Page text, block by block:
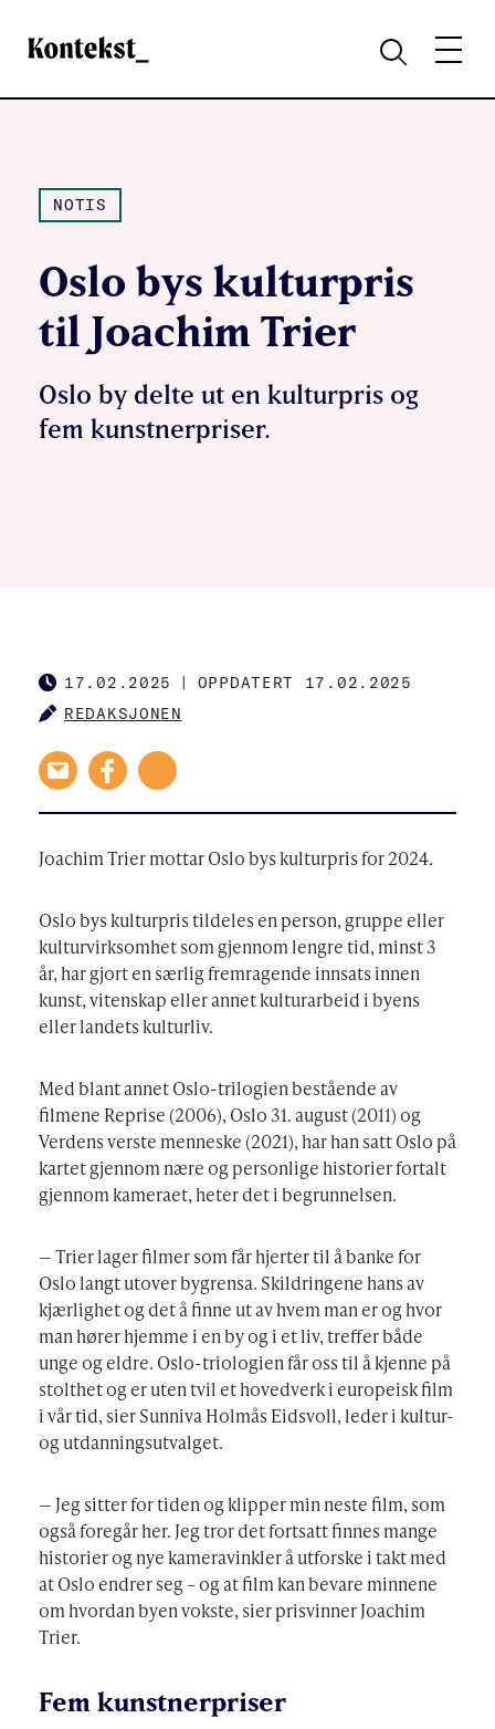
Kontekst
SØKMENY
NOTIS
Oslo bys kulturpris
til Joachim Trier
Oslo by delte ut en kulturpris og
fem kunstnerpriser.
PUBLISHED
17.02.2025 OPPDATERT 17.02.2025
AUTHOR
REDAKSJONEN
Joachim Trier mottar Oslo bys kulturpris for 2024.
Oslo bys kulturpris tildeles en person, gruppe eller
kulturvirksomhet som gjennom lengre tid, minst 3
år, har gjort en særlig fremragende innsats innen
kunst, vitenskap eller annet kulturarbeid i byens
eller landets kulturliv.
Med blant annet Oslo-trilogien bestående av
filmene Reprise (2006), Oslo 31. august (2011) og
Verdens verste menneske (2021), har han satt Oslo på
kartet gjennom nære og personlige historier fortalt
gjennom kameraet, heter det i begrunnelsen.
— Trier lager filmer som får hjerter til å banke for
Oslo langt utover bygrensa. Skildringene hans av
kjærlighet og det å finne ut av hvem man er og hvor
man hører hjemme i en by og i et liv, treffer både
unge og eldre. Oslo-triologien får oss til å kjenne på
stolthet og er uten tvil et hovedverk i europeisk film
i vår tid, sier Sunniva Holmås Eidsvoll, leder i kultur-
og utdanningsutvalget.
— Jeg sitter for tiden og klipper min neste film, som
også foregår her. Jeg tror det fortsatt finnes mange
historier og nye kameravinkler å utforske i takt med
at Oslo endrer seg – og at film kan bevare minnene
om hvordan byen vokste, sier prisvinner Joachim
Trier.
Fem kunstnerpriser